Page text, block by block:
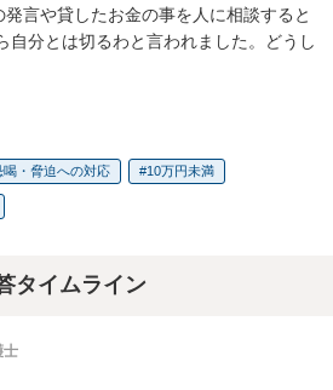
言や貸したお金の事を人に相談すると
自分とは切るわと言われました。どうし
喝・脅迫への対応 10万円未満
タイムライン
士